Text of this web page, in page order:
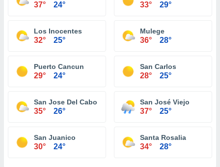
37° 24° 33° 29°
Los Inocentes
32° 25°
Mulege
36° 28°
Puerto Cancun
29° 24°
San Carlos
28° 25°
San Jose Del Cabo
35° 26°
San José Viejo
37° 25°
San Juanico
30° 24°
Santa Rosalia
34° 28°